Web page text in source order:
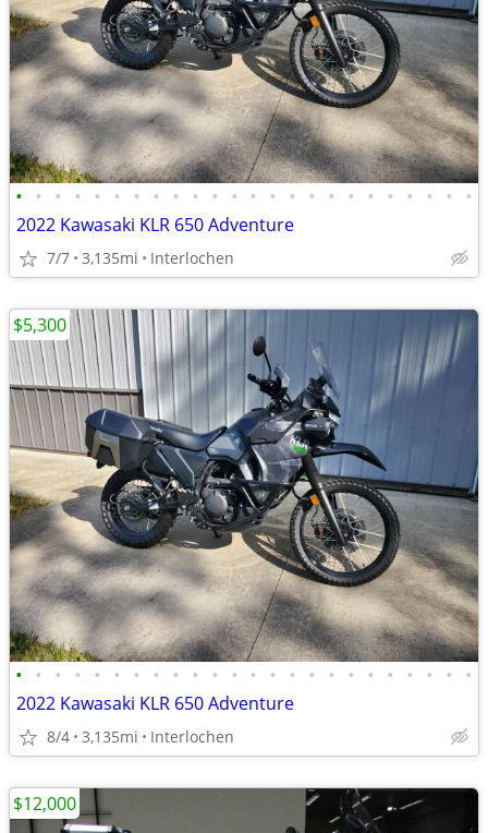
• • • • • • • • • • • • • • • • • • • • • • • •
2022 Kawasaki KLR 650 Adventure
7/7 3,135mi Interlochen
• • • • • • • • • • • • • • • • • • • • • • • •
2022 Kawasaki KLR 650 Adventure
8/4 3,135mi Interlochen
$5,300
$12,000